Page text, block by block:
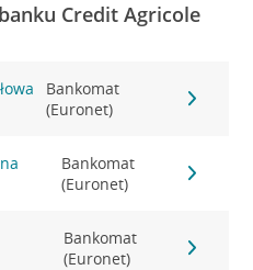
Credit Agricole
Bankomat
(Euronet)
Bankomat
(Euronet)
Bankomat
(Euronet)